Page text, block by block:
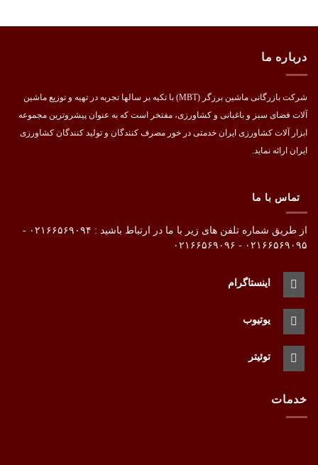
درباره ما
شرکت بازرگانی ماشین برزگر (MBT) با تکیه بر سالها تجربه در تهیه و توزیع ماشین
آلات فضای سبز و باغبانی و کشاورزی، مفتخر است که به عنوان پیشروترین مجموعه
ابزار آلات کشاورزی ایران خدمتی در خور مصرف کنندگان و تولید کنندگان کشاورزی
ایران ارائه نماید.
تماس با ما
از طریق شماره تلفن های زیر با ما در ارتباط باشید : ۰۲۱۶۶۵۶۹۰۹۴ -
۰۲۱۶۶۵۶۹۰۹۵ - ۰۲۱۶۶۵۶۹۰۹۶
اینستاگرام
یوتیوب
توئیتر
خدمات